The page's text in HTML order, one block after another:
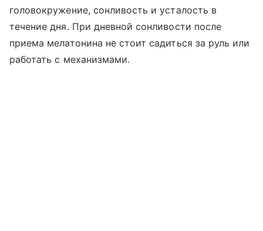
головокружение, сонливость и усталость в
течение дня. При дневной сонливости после
приема мелатонина не стоит садиться за руль или
работать с механизмами.